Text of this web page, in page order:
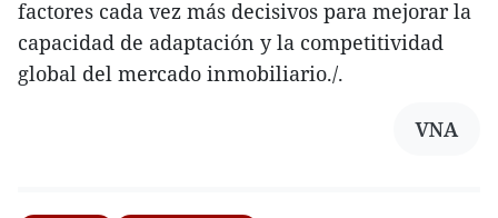
factores cada vez más decisivos para mejorar la
capacidad de adaptación y la competitividad
global del mercado inmobiliario./.
VNA